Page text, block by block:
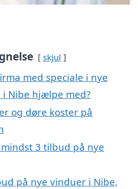
skjul
med speciale i nye
Nibe hjælpe med?
og døre koster på
3 tilbud på nye
på nye vinduer i Nibe,